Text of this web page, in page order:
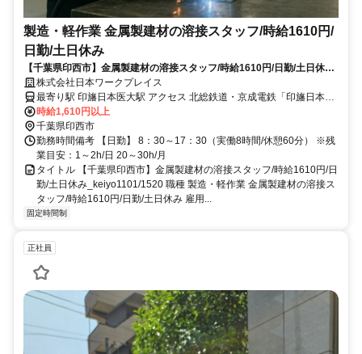
製造・軽作業 金属製建材の溶接スタッフ/時給1610円/
日勤/土日休み
【千葉県印西市】金属製建材の溶接スタッフ/時給1610円/日勤/土日休み
_keiyo1101/1520
株式会社日本ワークプレイス
最寄り駅 印旛日本医大駅 アクセス 北総鉄道・京成電鉄「印旛日本医
大駅」より徒歩25分 ※無料送迎バスあり
時給1,610円以上
千葉県印西市
勤務時間備考 【日勤】 8：30～17：30（実働8時間/休憩60分） ※残
業目安：1～2h/日 20～30h/月
タイトル 【千葉県印西市】金属製建材の溶接スタッフ/時給1610円/日
勤/土日休み_keiyo1101/1520 職種 製造・軽作業 金属製建材の溶接ス
タッフ/時給1610円/日勤/土日休み 雇用...
固定時間制
正社員